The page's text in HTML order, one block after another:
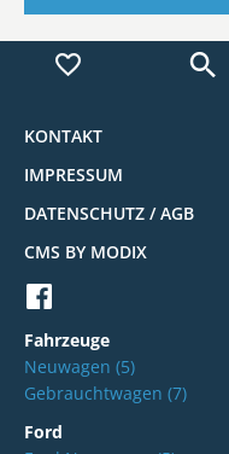
KONTAKT
IMPRESSUM
DATENSCHUTZ / AGB
CMS BY MODIX
Fahrzeuge
Neuwagen (5)
Gebrauchtwagen (7)
Ford